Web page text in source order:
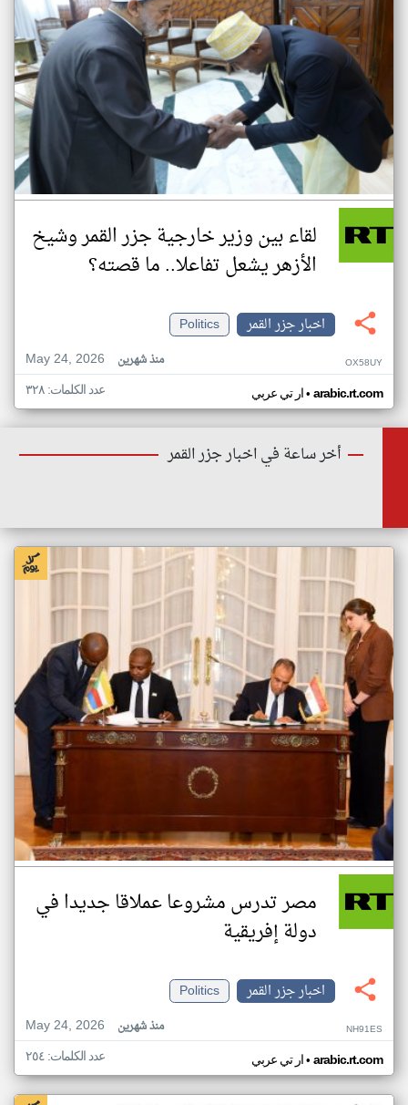
لقاء بين وزير خارجية جزر القمر وشيخ
الأزهر يشعل تفاعلا.. ما قصته؟
اخبار جزر القمر
Politics
May 24, 2026
منذ شهرين OX58UY
ار تي عربي• arabic.rt.com عدد الكلمات: ٣٢٨
أخر ساعة في اخبار جزر القمر
مصر تدرس مشروعا عملاقا جديدا في
دولة إفريقية
اخبار جزر القمر
Politics
May 24, 2026
منذ شهرين NH91ES
ار تي عربي• arabic.rt.com عدد الكلمات: ٢٥٤